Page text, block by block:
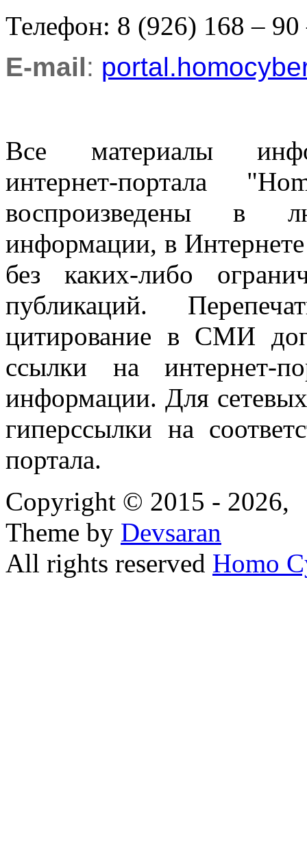
Телефон: 8 (926) 168 – 90
E-mail:
Все материалы
интернет-портала
воспроизведены в
информации, в
без каких-либо
публикаций.
цитирование в СМИ
ссылки на интернет-
информации. Для
гиперссылки на
портала.
Copyright © 2015 - 2026,
Theme by Devsaran
All rights reserved Homo